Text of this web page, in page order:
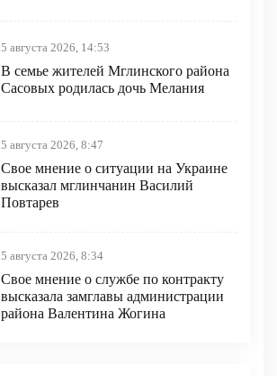
5 августа 2026, 14:53
В семье жителей Мглинского района
Сасовых родилась дочь Мелания
5 августа 2026, 8:47
Свое мнение о ситуации на Украине
высказал мглинчанин Василий
Повтарев
5 августа 2026, 8:34
Свое мнение о службе по контракту
высказала замглавы администрации
района Валентина Жогина